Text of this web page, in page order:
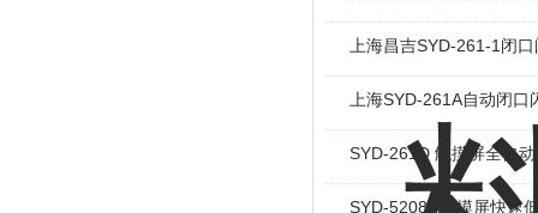
上海昌吉SYD-261-1闭
上海SYD-261A自动闭口
SYD-261D 触摸屏全自
SYD-5208D触摸屏快速